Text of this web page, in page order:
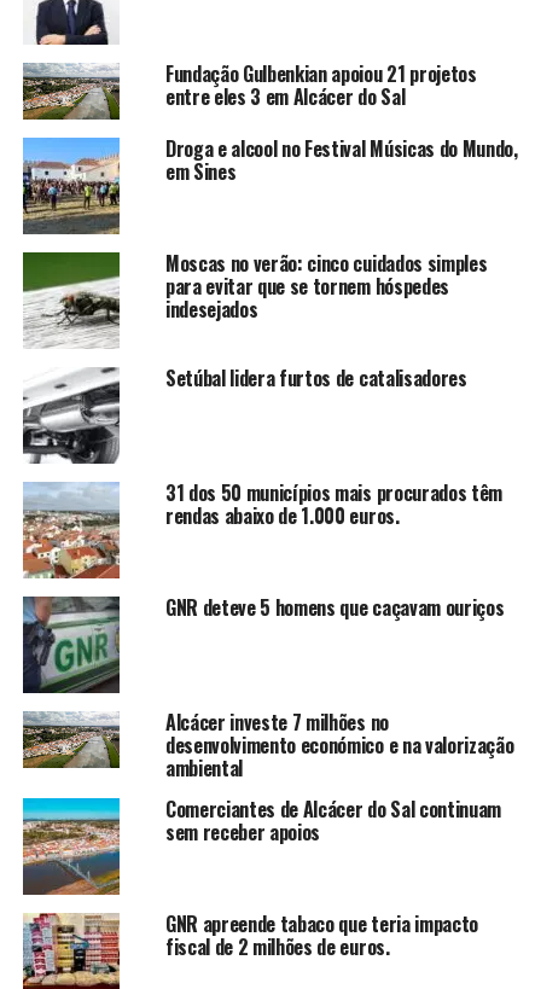
Fundação Gulbenkian apoiou 21 projetos
entre eles 3 em Alcácer do Sal
Droga e alcool no Festival Músicas do Mundo,
em Sines
Moscas no verão: cinco cuidados simples
para evitar que se tornem hóspedes
indesejados
Setúbal lidera furtos de catalisadores
31 dos 50 municípios mais procurados têm
rendas abaixo de 1.000 euros.
GNR deteve 5 homens que caçavam ouriços
Alcácer investe 7 milhões no
desenvolvimento económico e na valorização
ambiental
Comerciantes de Alcácer do Sal continuam
sem receber apoios
GNR apreende tabaco que teria impacto
fiscal de 2 milhões de euros.